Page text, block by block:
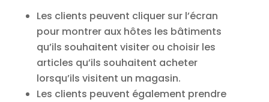
Les clients peuvent cliquer sur l’écran
pour montrer aux hôtes les bâtiments
qu’ils souhaitent visiter ou choisir les
articles qu’ils souhaitent acheter
lorsqu’ils visitent un magasin.
Les clients peuvent également prendre